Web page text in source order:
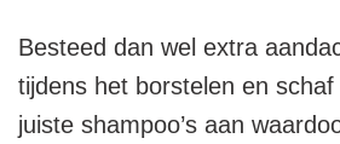
Besteed dan wel extra
tijdens het borstelen en
juiste shampoo’s aan